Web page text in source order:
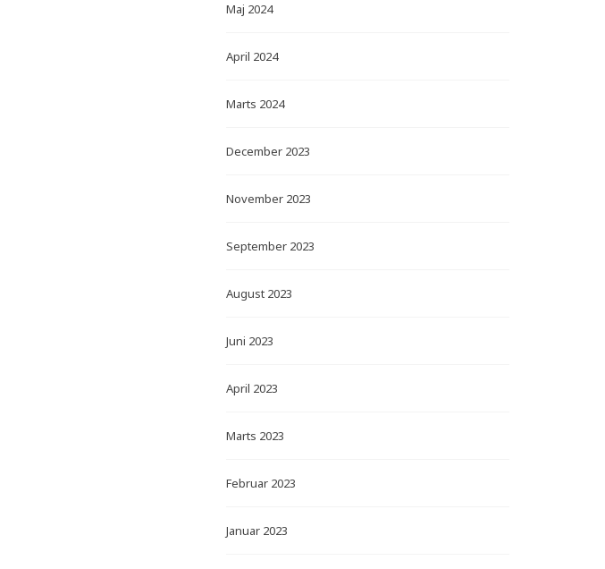
Maj 2024
April 2024
Marts 2024
December 2023
November 2023
September 2023
August 2023
Juni 2023
April 2023
Marts 2023
Februar 2023
Januar 2023